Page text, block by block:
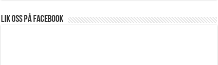
Lik oss på facebook